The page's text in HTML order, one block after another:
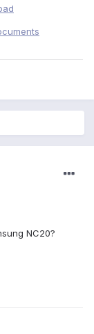
NC20?